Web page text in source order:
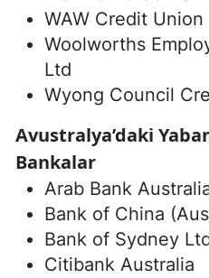
WAW Credit
Woolworths
Ltd
Wyong Council
Avustralya’daki
Bankalar
Arab Bank
Bank of China
Bank of Sydney
Citibank Australia